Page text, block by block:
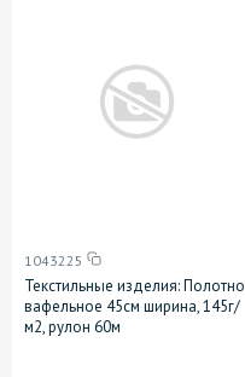
1043225
Текстильные изделия: Полотно
вафельное 45см ширина, 145г/
м2, рулон 60м